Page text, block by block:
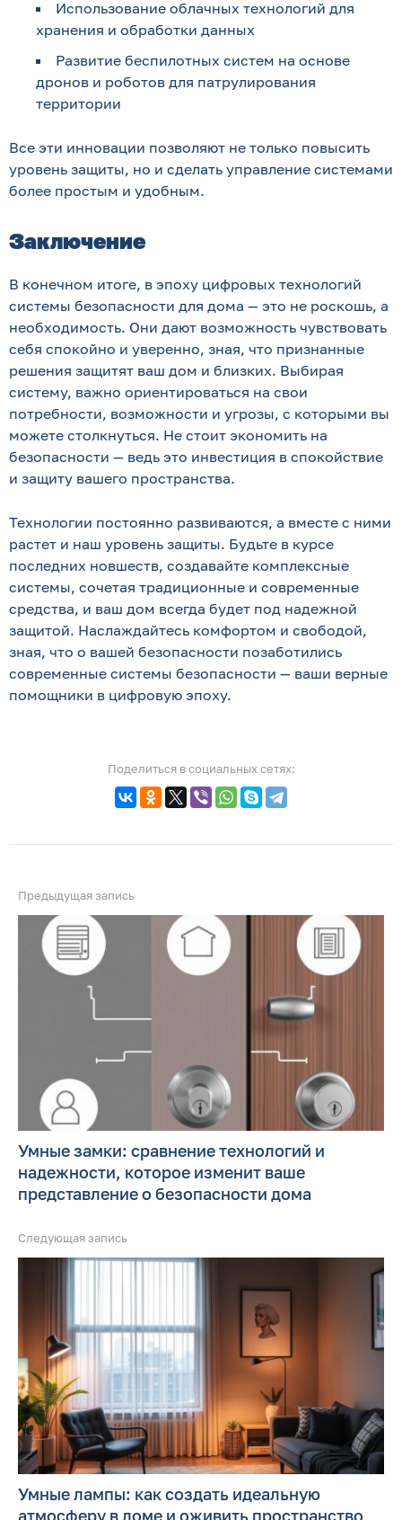
Использование облачных технологий для
хранения и обработки данных
Развитие беспилотных систем на основе
дронов и роботов для патрулирования
территории
Все эти инновации позволяют не только повысить
уровень защиты, но и сделать управление системами
более простым и удобным.
Заключение
В конечном итоге, в эпоху цифровых технологий
системы безопасности для дома — это не роскошь, а
необходимость. Они дают возможность чувствовать
себя спокойно и уверенно, зная, что признанные
решения защитят ваш дом и близких. Выбирая
систему, важно ориентироваться на свои
потребности, возможности и угрозы, с которыми вы
можете столкнуться. Не стоит экономить на
безопасности — ведь это инвестиция в спокойствие
и защиту вашего пространства.
Технологии постоянно развиваются, а вместе с ними
растет и наш уровень защиты. Будьте в курсе
последних новшеств, создавайте комплексные
системы, сочетая традиционные и современные
средства, и ваш дом всегда будет под надежной
защитой. Наслаждайтесь комфортом и свободой,
зная, что о вашей безопасности позаботились
современные системы безопасности — ваши верные
помощники в цифровую эпоху.
Поделиться в социальных сетях:
Предыдущая запись
Умные замки: сравнение технологий и
надежности, которое изменит ваше
представление о безопасности дома
Следующая запись
Умные лампы: как создать идеальную
атмосферу в доме и оживить пространство